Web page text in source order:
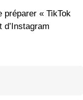
préparer « TikTok